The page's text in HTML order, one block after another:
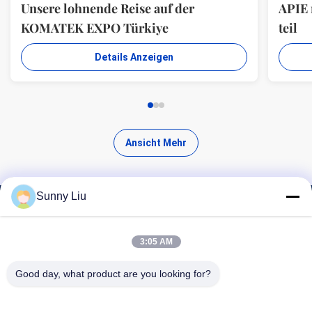
Unsere lohnende Reise auf der
KOMATEK EXPO Türkiye
Details Anzeigen
APIE
teil
Ansicht Mehr
Finde hochwertige Produkte
Sunny Liu
3:05 AM
Good day, what product are you looking for?